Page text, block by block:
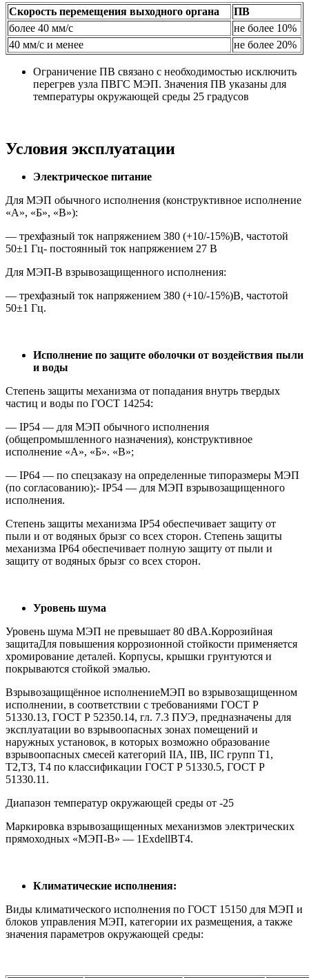
Скорость перемещения выходного органа
ПВ
более 40 мм/с
не более 10%
40 мм/с и менее
не более 20%
Ограничение ПВ связано с необходимостью исключить
перегрев узла ПВГС МЭП. Значения ПВ указаны для
температуры окружающей среды 25 градусов
Условия эксплуатации
Электрическое питание
Для МЭП обычного исполнения (конструктивное исполнение
«А», «Б», «В»):
— трехфазный ток напряжением 380 (+10/-15%)В, частотой
50±1 Гц- постоянный ток напряжением 27 В
Для МЭП-В взрывозащищенного исполнения:
— трехфазный ток напряжением 380 (+10/-15%)В, частотой
50±1 Гц.
Исполнение по защите оболочки от воздействия пыли
и воды
Степень защиты механизма от попадания внутрь твердых
частиц и воды по ГОСТ 14254:
— IP54 — для МЭП обычного исполнения
(общепромышленного назначения), конструктивное
исполнение «А», «Б». «В»;
— IP64 — по спецзаказу на определенные типоразмеры МЭП
(по согласованию);- IP54 — для МЭП взрывозащищенного
исполнения.
Степень защиты механизма IP54 обеспечивает защиту от
пыли и от водяных брызг со всех сторон. Степень защиты
механизма IP64 обеспечивает полную защиту от пыли и
защиту от водяных брызг со всех сторон.
Уровень шума
Уровень шума МЭП не превышает 80 dBA.Коррозийная
защитаДля повышения коррозионной стойкости применяется
хромирование деталей. Корпусы, крышки грунтуются и
покрываются стойкой эмалью.
Взрывозащищённое исполнениеМЭП во взрывозащищенном
исполнении, в соответствии с требованиями ГОСТ Р
51330.13, ГОСТ Р 52350.14, гл. 7.3 ПУЭ, предназначены для
эксплуатации во взрывоопасных зонах помещений и
наружных установок, в которых возможно образование
взрывоопасных смесей категорий IIА, IIB, IIС групп Т1,
Т2,ТЗ, Т4 по классификации ГОСТ Р 51330.5, ГОСТ Р
51330.11.
Диапазон температур окружающей среды от -25
Маркировка взрывозащищенных механизмов электрических
прямоходных «МЭП-В» — 1ExdellBT4.
Климатические исполнения:
Виды климатического исполнения по ГОСТ 15150 для МЭП и
блоков управления МЭП, категории их размещения, а также
значения параметров окружающей среды: